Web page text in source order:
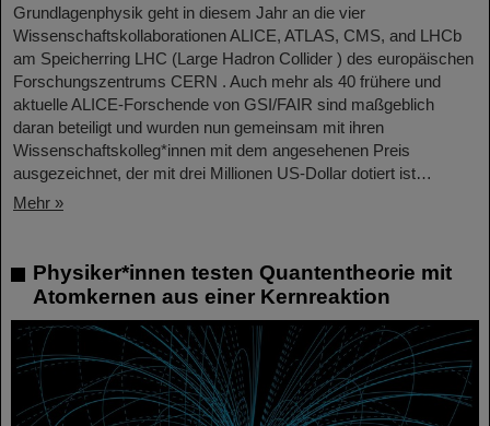
Grundlagenphysik geht in diesem Jahr an die vier
Wissenschaftskollaborationen ALICE, ATLAS, CMS, and LHCb
am Speicherring LHC (Large Hadron Collider ) des europäischen
Forschungszentrums CERN . Auch mehr als 40 frühere und
aktuelle ALICE-Forschende von GSI/FAIR sind maßgeblich
daran beteiligt und wurden nun gemeinsam mit ihren
Wissenschaftskolleg*innen mit dem angesehenen Preis
ausgezeichnet, der mit drei Millionen US-Dollar dotiert ist…
Mehr »
Physiker*innen testen Quantentheorie mit
Atomkernen aus einer Kernreaktion